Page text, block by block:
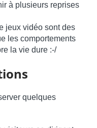
à plusieurs reprises
jeux vidéo sont des
les comportements
la vie dure :-/
quelques